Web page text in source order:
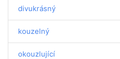
divukrásný
kouzelný
okouzlující